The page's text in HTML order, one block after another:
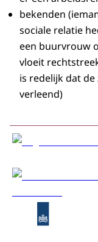
bekenden
sociale relatie
een buurvrouw
vloeit
is redelijk dat
verleend)